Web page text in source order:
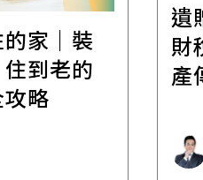
家｜裝
到老的
略
遺
財
產